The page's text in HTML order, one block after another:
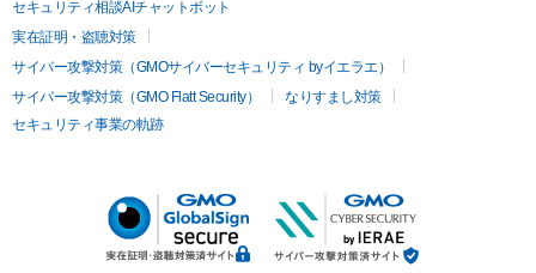
セキュリティ相談AIチャットボット
実在証明・盗聴対策
サイバー攻撃対策（GMOサイバーセキュリティ byイエラエ）
サイバー攻撃対策（GMO Flatt Security）
なりすまし対策
セキュリティ事業の軌跡